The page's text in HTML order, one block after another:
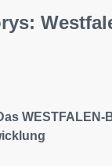
WESTFALEN-